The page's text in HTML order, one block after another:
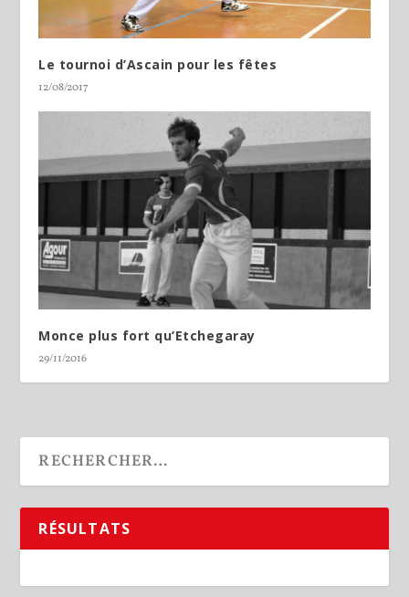
Le tournoi d’Ascain pour les fêtes
12/08/2017
Monce plus fort qu’Etchegaray
29/11/2016
RÉSULTATS